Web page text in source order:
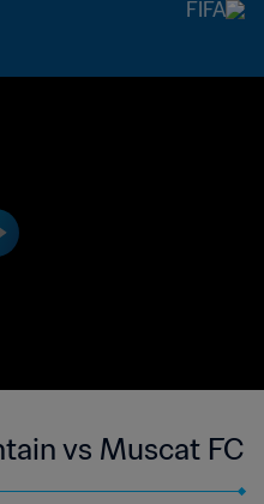
vs Muscat FC